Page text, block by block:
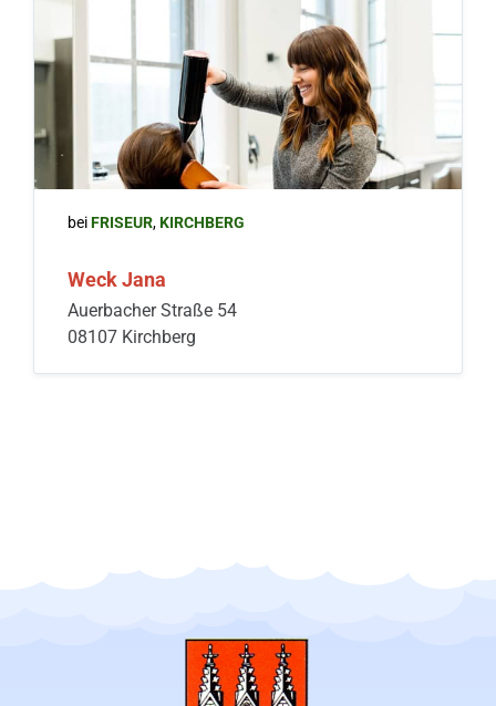
beiFRISEUR,KIRCHBERG
Weck Jana
Auerbacher Straße 54
08107 Kirchberg